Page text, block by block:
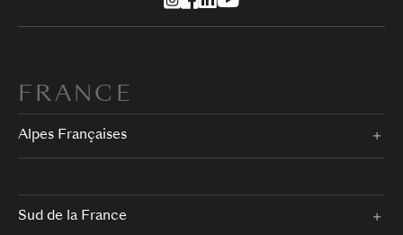
FRANCE
Alpes Françaises
Sud de la France